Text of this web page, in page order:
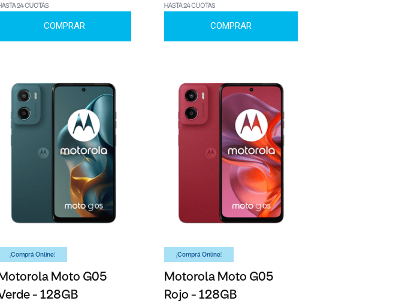
24 CUOTAS
COMPRAR
HASTA 24 CUOTAS
COMPRAR
¡Comprá Online!
Motorola Moto G05
- 128GB
¡Comprá Online!
Motorola Moto G05
Rojo - 128GB